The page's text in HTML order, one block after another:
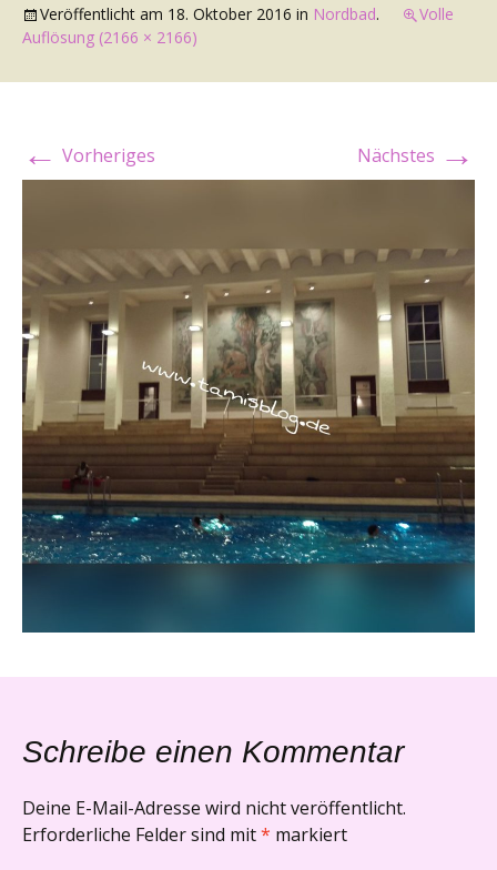
Veröffentlicht am 18. Oktober 2016 in Nordbad.
Volle
Auflösung (2166 × 2166)
← Vorheriges Nächstes →
Schreibe einen Kommentar
Deine E-Mail-Adresse wird nicht veröffentlicht.
Erforderliche Felder sind mit* markiert